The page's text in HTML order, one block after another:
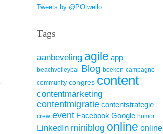
Tweets by @POtwello
Tags
aanbeveling agile app
beachvolleybal Blog boeken campagne
community congres content
contentmarketing
contentmigratie contentstrategie
crew event Facebook Google humor
LinkedIn miniblog online online